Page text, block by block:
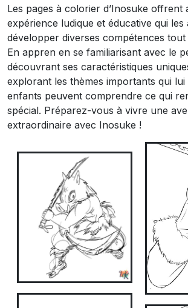
Les pages à colorier d’Inosuke offrent
expérience ludique et éducative qui les
développer diverses compétences tout
En appren en se familiarisant avec le
découvrant ses caractéristiques
explorant les thèmes importants qui lui
enfants peuvent comprendre ce qui
spécial. Préparez-vous à vivre une
extraordinaire avec Inosuke !